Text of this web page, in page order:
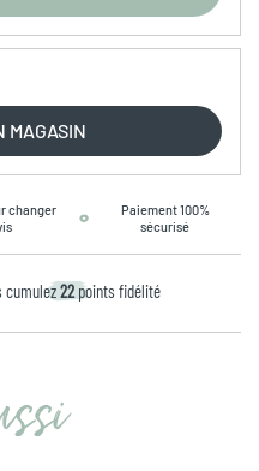
MAGASIN
changer
Paiement 100%
sécurisé
cumulez22 points fidélité